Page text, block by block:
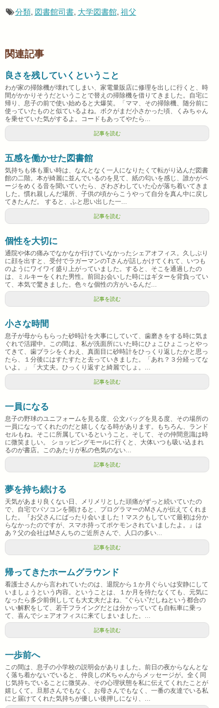
分類, 図書館司書, 大学図書館, 祖父
関連記事
良さを残していくということ
わが家の掃除機が壊れてしまい、家電量販店に修理を出しに行くと、時
間がかかりそうだということで替えの掃除機を借りてきました。自宅に
帰り、息子の前で使い始めると大爆笑。「ママ、その掃除機、随分前に
使っていたものと似ているよね。ボクがまだ小さかった頃、くみちゃん
を乗せていた気がするよ。コードもあってやたら...
記事を読む
五感を働かせた図書館
気持ちも体も重い時は、なんとなく一人になりたくて転がり込んだ図書
館の二階。本が綺麗に並んでいるのを見て、紙の匂いを感じ、誰かがペ
ージをめくる音を聞いていたら、ざわざわしていた心が落ち着いてきま
した。慣れ親しんだ場所、子供の頃からこうやって自分を真ん中に戻し
てきたんだ。 すると、ふと思い出した一...
記事を読む
個性を大切に
通院や体の痛みでなかなか行けていなかったシェアオフィス。久しぶり
に顔を出すと、受付でラガーマンのTさんが話しかけてくれて、いつも
のようにワイワイ盛り上がっていました。すると、そこを通過したの
は、ミルキーをくれた男性。前回お会いした時にはギターを背負ってい
て、本気で驚きました。色々な個性の方がいるんだ...
記事を読む
小さな時間
息子が母からもらった砂時計を大事にしていて、歯磨きをする時に気ま
ぐれで活躍中。この間は、私が洗面所にいた時にひょこひょこっとやっ
てきて、歯ブラシをくわえ、真面目に砂時計をひっくり返したかと思っ
たら、１分後にはすたすたと去っていきました。「あれ？３分経ってな
いよ。」「大丈夫。ひっくり返すと綺麗でしょ。...
記事を読む
一員になる
息子の野球のユニフォームを見る度、公文バッグを見る度、その場所の
一員になってくれたのだと嬉しくなる時があります。もちろん、ランド
セルもね。そこに所属しているということ。そして、その仲間意識は時
に微笑ましい。 ショッピングモールに行くと、大体いつも吸い込まれ
るのが書店。このあたりが私の色気のない...
記事を読む
夢を持ち続ける
天気があまり良くない日、メリメリとした頭痛がずっと続いていたの
で、自宅でパソコンを開けると、プログラマーのMさんが伝えてくれま
した。『お父さんにばったり会いました！マスクもしていて最初は分か
らなかったのですが、スマホ持ってポケモンされていましたよ。』は
あ？父の会社はMさんちのご近所さんで、人口の多い...
記事を読む
帰ってきたホームグラウンド
看護士さんから言われていたのは、退院から１か月ぐらいは安静にして
いましょうという内容。ということは、１か月を待たなくても、元気に
なったら多少前倒ししても大丈夫だよね、“ぐらい”だしねという都合の
いい解釈をして、若干フライングだとは分かっていても自転車に乗っ
て、喜んでシェアオフィスに来てしまいました。...
記事を読む
一歩前へ
この間は、息子の小学校の説明会がありました。前日の夜からなんとな
く落ち着かないでいると、仲良しのKちゃんからメッセージが。全く同
じ気持ちでいることに微笑み、その心理状態を私に伝えてくれたことが
嬉しくて。旦那さんでもなく、お母さんでもなく、一番の友達でいる私
にと届けてくれた気持ちが優しい後押しになり、...